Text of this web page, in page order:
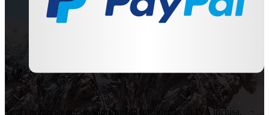
Tutti i prezzi su questo sito sono da intendersi con IVA inclusa.